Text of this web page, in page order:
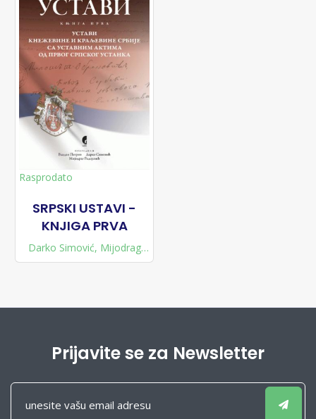
Rasprodato
SRPSKI USTAVI -
KNJIGA PRVA
Darko Simović, Mijodrag
Radojević,Vladan Petrov
Prijavite se za Newsletter